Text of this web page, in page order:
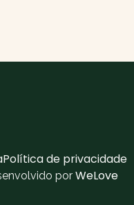
Política de privacidade
por WeLove